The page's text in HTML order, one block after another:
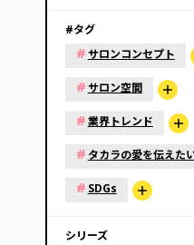
#タグ
#サロンコンセプト
#サロン空間
#業界トレンド
# タカラの愛を伝えた
# SDGs
シリーズ